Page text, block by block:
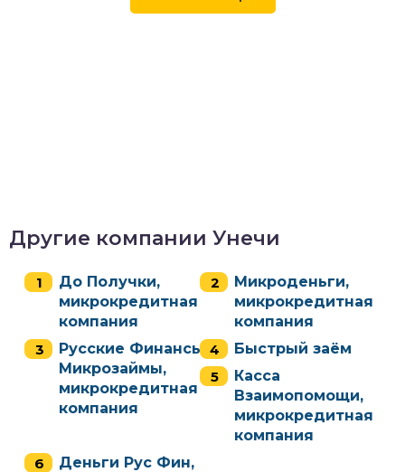
Другие компании Унечи
До Получки,
микрокредитная
компания
Микроденьги,
микрокредитная
компания
Русские Финансы
Микрозаймы,
микрокредитная
компания
Быстрый заём
Касса
Взаимопомощи,
микрокредитная
компания
Деньги Рус Фин,